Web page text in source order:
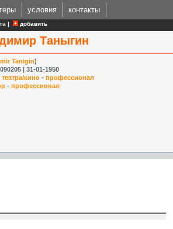
| добавить
Таныгин
Tanigin)
| 31-01-1950
театра/кино - профессионал
- профессионал
условия контакты